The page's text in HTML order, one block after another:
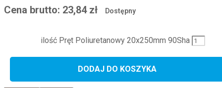
Cena brutto: 23,84 zł Dostępny
ilość Pręt Poliuretanowy 20x250mm 90Sha
DODAJ DO KOSZYKA